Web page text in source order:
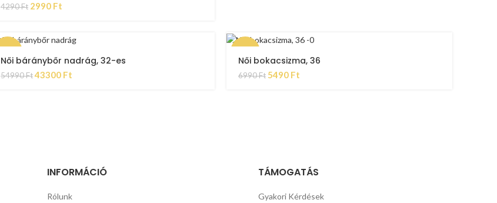
4290Ft 2990 Ft
Női báránybőr nadrág, 32-es
54990Ft43300 Ft
Női bokacsizma, 36
6990Ft 5490 Ft
INFORMÁCIÓ
Rólunk
TÁMOGATÁS
Gyakori Kérdések